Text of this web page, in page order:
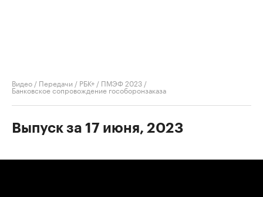
Видео / Передачи / РБК+ / ПМЭФ 2023 /
Банковское сопровождение гособоронзаказа
Выпуск за 17 июня, 2023